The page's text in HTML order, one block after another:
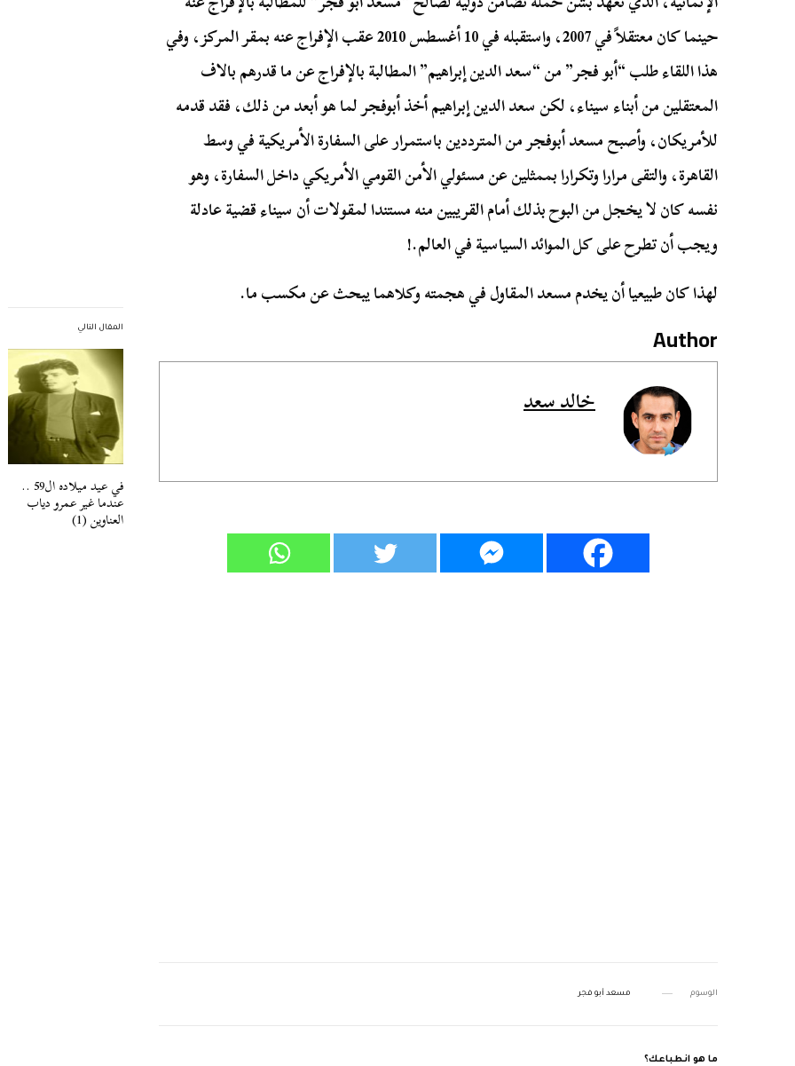
المقال التالي
في عيد ميلاده ال59 ..
عندما غير عمرو دياب
العناوين (1)
حينما كان معتقلاً في 2007، واستقبله في 10 أغسطس 2010 عقب الإفراج عنه بمقر المركز، وفي
هذا اللقاء طلب “أبو فجر” من “سعد الدين إبراهيم” المطالبة بالإفراج عن ما قدرهم بالاف
المعتقلين من أبناء سيناء، لكن سعد الدين إبراهيم أخذ أبوفجر لما هو أبعد من ذلك، فقد قدمه
للأمريكان، وأصبح مسعد أبوفجر من المترددين باستمرار على السفارة الأمريكية في وسط
القاهرة، والتقى مرارا وتكرارا بممثلين عن مسئولي الأمن القومي الأمريكي داخل السفارة، وهو
نفسه كان لا يخجل من البوح بذلك أمام القريبين منه مستندا لمقولات أن سيناء قضية عادلة
ويجب أن تطرح على كل الموائد السياسية في العالم.!
لهذا كان طبيعيا أن يخدم مسعد المقاول في هجمته وكلاهما يبحث عن مكسب ما.
Author
خالد سعد
الوسوم مسعد أبو فجر
ما هو انطباعك؟